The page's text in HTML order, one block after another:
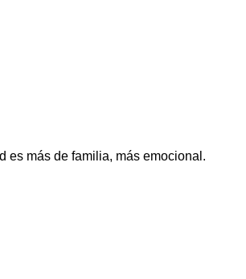
más de familia, más emocional.